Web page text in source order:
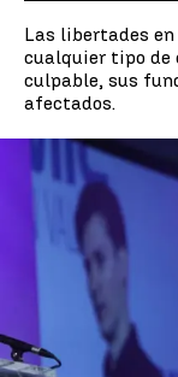
Las libertades
cualquier tipo de
culpable, sus
afectados.